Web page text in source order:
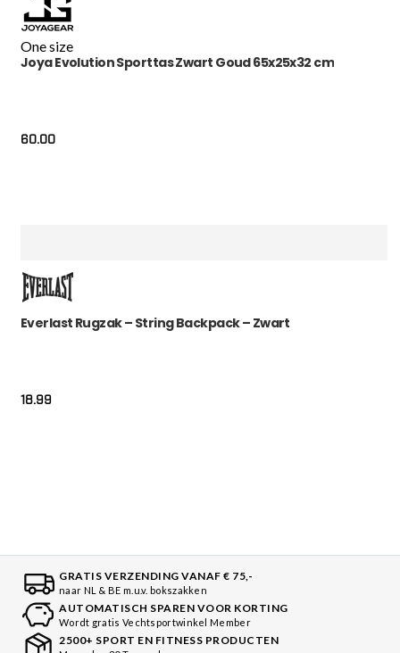
One size
Joya Evolution Sporttas Zwart Goud 65x25x32 cm
60.00
Everlast Rugzak – String Backpack – Zwart
18.99
GRATIS VERZENDING VANAF € 75,-
naar NL & BE m.u.v. bokszakken
AUTOMATISCH SPAREN VOOR KORTING
Wordt gratis Vechtsportwinkel Member
2500+ SPORT EN FITNESS PRODUCTEN